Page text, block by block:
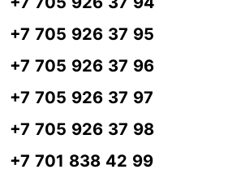
+7 705 926 37 95
+7 705 926 37 96
+7 705 926 37 97
+7 705 926 37 98
+7 701 838 42 99